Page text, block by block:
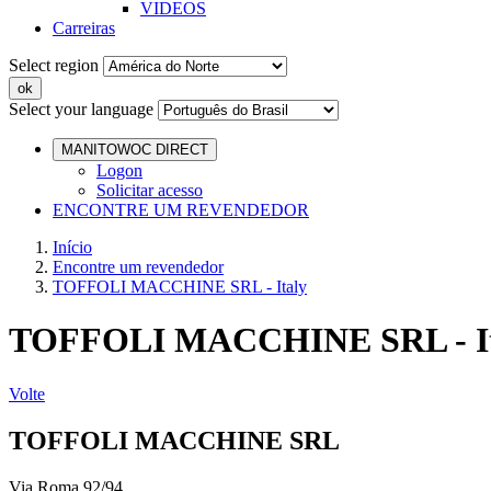
VIDEOS
Carreiras
Select region
Select your language
MANITOWOC DIRECT
Logon
Solicitar acesso
ENCONTRE UM REVENDEDOR
Início
Encontre um revendedor
TOFFOLI MACCHINE SRL - Italy
TOFFOLI MACCHINE SRL -
Volte
TOFFOLI MACCHINE SRL
Via Roma 92/94